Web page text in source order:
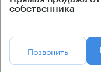
собственника
Позвонить